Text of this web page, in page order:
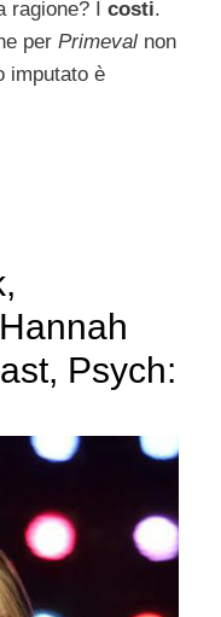
ragione? I costi.
per Primeval non
imputato è
Psych: